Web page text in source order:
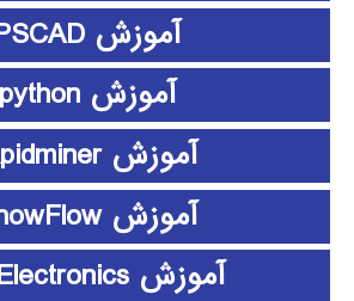
آموزش PSCAD
آموزش python
آموزش rapidminer
آموزش ShowFlow
آموزش SimElectronics